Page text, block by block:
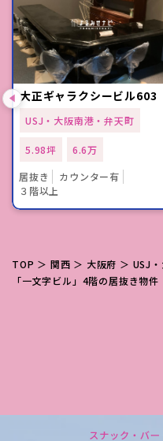
大正ギャラクシービル603
USJ・大阪南港・弁天町
5.98坪
6.6万
居抜き
カウンター有
３階以上
TOP ＞ 関西 ＞ 大阪府 ＞ USJ
「一文字ビル」4階の居抜き物件